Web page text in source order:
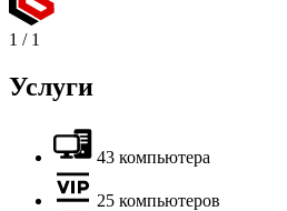
1 / 1
Услуги
43 компьютера
25 компьютеров